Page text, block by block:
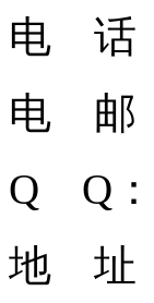
电 话
电 邮
Q Q：
地 址